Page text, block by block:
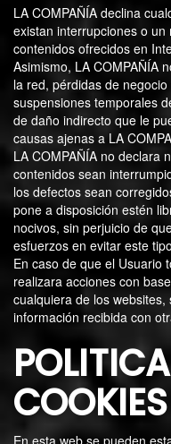
LA COMPAÑÍA declina
existan interrupciones o
contenidos ofrecidos en
Asimismo, LA COMPAÑÍA
la red, pérdidas de
suspensiones temporales
de daño indirecto que le
causas ajenas a LA
LA COMPAÑÍA no declara
contenidos sean
los defectos sean
pone a disposición estén
nocivos, sin perjuicio de
esfuerzos en evitar este
En caso de que el Usuario
realizara acciones con
cualquiera de los
información recibida con
COOKIES